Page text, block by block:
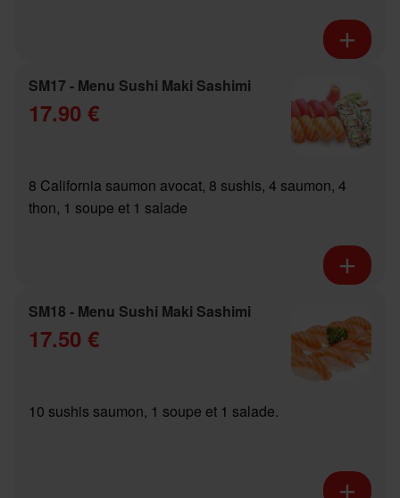
SM17 - Menu Sushi Maki Sashimi
17.90 €
8 California saumon avocat, 8 sushis, 4 saumon, 4
thon, 1 soupe et 1 salade
SM18 - Menu Sushi Maki Sashimi
17.50 €
10 sushis saumon, 1 soupe et 1 salade.